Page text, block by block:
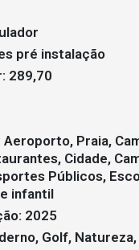
pré instalação
289,70
Cidade,
Públicos,
infantil
2025
Golf,